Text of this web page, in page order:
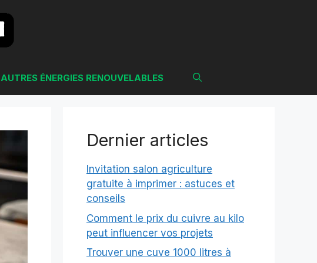
AUTRES ÉNERGIES RENOUVELABLES
Dernier articles
Invitation salon agriculture
gratuite à imprimer : astuces et
conseils
Comment le prix du cuivre au kilo
peut influencer vos projets
Trouver une cuve 1000 litres à